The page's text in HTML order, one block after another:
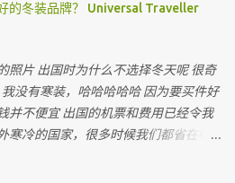
的冬装品牌？ Universal Traveller
照片 出国时为什么不选择冬天呢 很奇
没有寒装，哈哈哈哈哈 因为要买件好
并不便宜 出国的机票和费用已经令我
寒冷的国家，很多时候我们都省在哪